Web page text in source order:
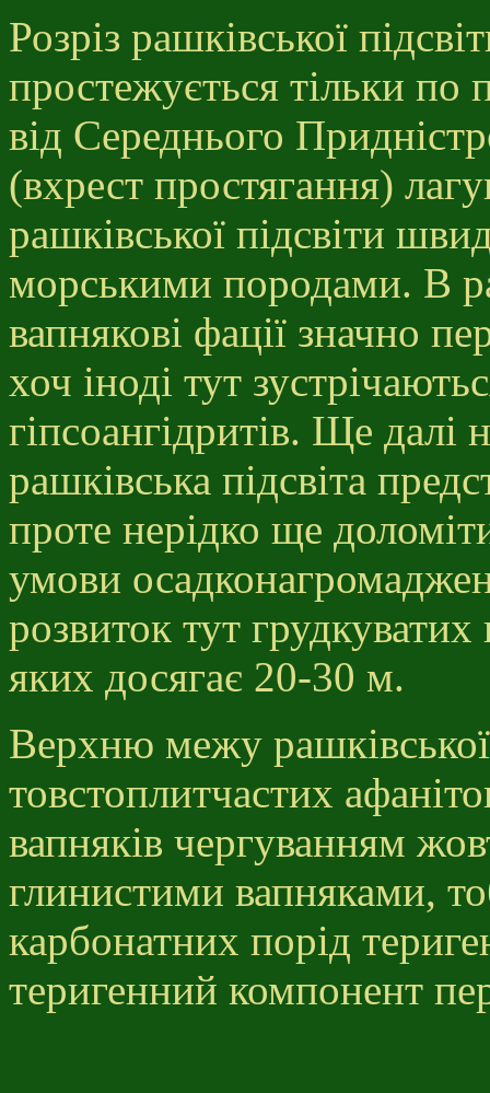
Розріз рашківської
простежується тільки по
від Середнього
(вхрест простягання)
рашківської підсвіти
морськими породами. В
вапнякові фації значно
хоч іноді тут
гіпсоангідритів. Ще далі
рашківська підсвіта
проте нерідко ще
умови
розвиток тут
яких досягає 20-30 м.
Верхню межу
товстоплитчастих
вапняків чергуванням
глинистими вапняками,
карбонатних порід
теригенний компонент